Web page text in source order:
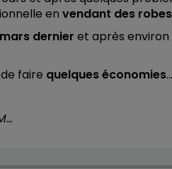
en vendant des
dernier et après environ
faire quelques économies…